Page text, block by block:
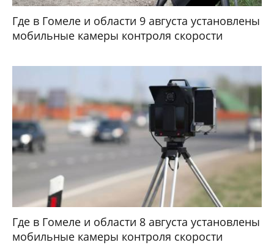
Где в Гомеле и области 9 августа установлены
мобильные камеры контроля скорости
Где в Гомеле и области 8 августа установлены
мобильные камеры контроля скорости